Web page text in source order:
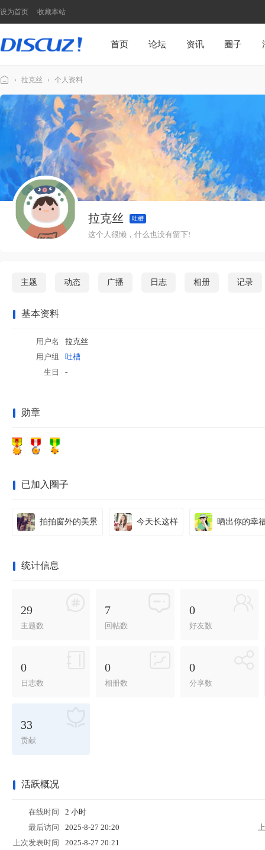
设为首页 收藏本站
首页 论坛 资讯 圈子
Di
sc
7
模
› 拉克丝 › 个人资料
拉克丝 吐槽
这个人很懒，什么也没有留下!
主题 动态 广播 日志 相册 记录
基本资料
用户名
拉克丝
用户组
吐槽
生日
-
勋章
已加入圈子
拍拍窗外的美景 今天长这样 晒出你的幸
统计信息
29
主题数
7
回帖数
0
好友数
0
日志数
0
相册数
0
分享数
33
贡献
活跃概况
在线时间
2 小时
最后访问
2025-8-27 20:20
上次发表时间
2025-8-27 20:21